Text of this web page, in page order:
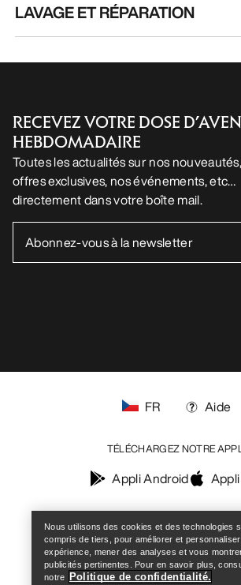
LAVAGE ET RÉPARATION
RECEVEZ VOTRE DOSE
HEBDOMADAIRE
Toutes les actualités sur nos
offres exclusives, nos événements, etc…
directement dans votre boîte mail.
SUIVEZ-NOUS SUR LES RÉSEAUX
FR Aide
TÉLÉCHARGEZ NOTRE
Appli Android
Nous utilisons des cookies et des technologies
compris de tiers, pour améliorer et
expérience, mener des analyses et vous
publicités pertinentes. Pour en savoir plus,
notre
Politique de confidentialité.